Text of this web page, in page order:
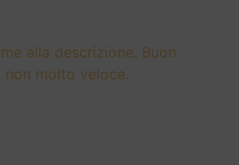
alla descrizione. Buon
non molto veloce.